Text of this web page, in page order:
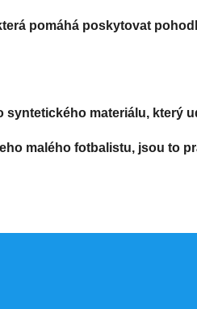
pomáhá poskytovat
materiálu, který
malého fotbalistu, jsou to